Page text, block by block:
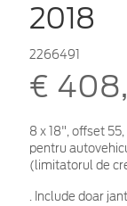
2018
2266491
€
8 x 18", offset
pentru
(limitatorul de
. Include doar